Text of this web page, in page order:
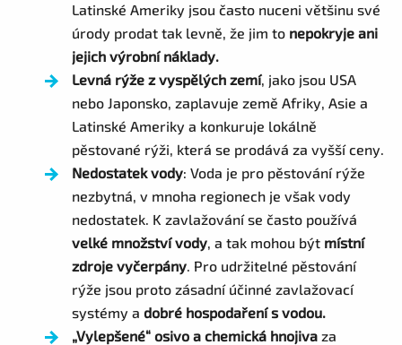
Latinské Ameriky jsou často nuceni většinu své
úrody prodat tak levně, že jim to nepokryje ani
jejich výrobní náklady.
Levná rýže z vyspělých zemí, jako jsou USA
nebo Japonsko, zaplavuje země Afriky, Asie a
Latinské Ameriky a konkuruje lokálně
pěstované rýži, která se prodává za vyšší ceny.
Nedostatek vody: Voda je pro pěstování rýže
nezbytná, v mnoha regionech je však vody
nedostatek. K zavlažování se často používá
velké množství vody, a tak mohou být místní
zdroje vyčerpány. Pro udržitelné pěstování
rýže jsou proto zásadní účinné zavlažovací
systémy a dobré hospodaření s vodou.
„Vylepšené“ osivo a chemická hnojiva za